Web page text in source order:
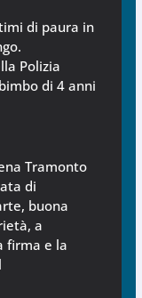
di paura in
Polizia
di 4 anni
Tramonto
di
buona
a
firma e la